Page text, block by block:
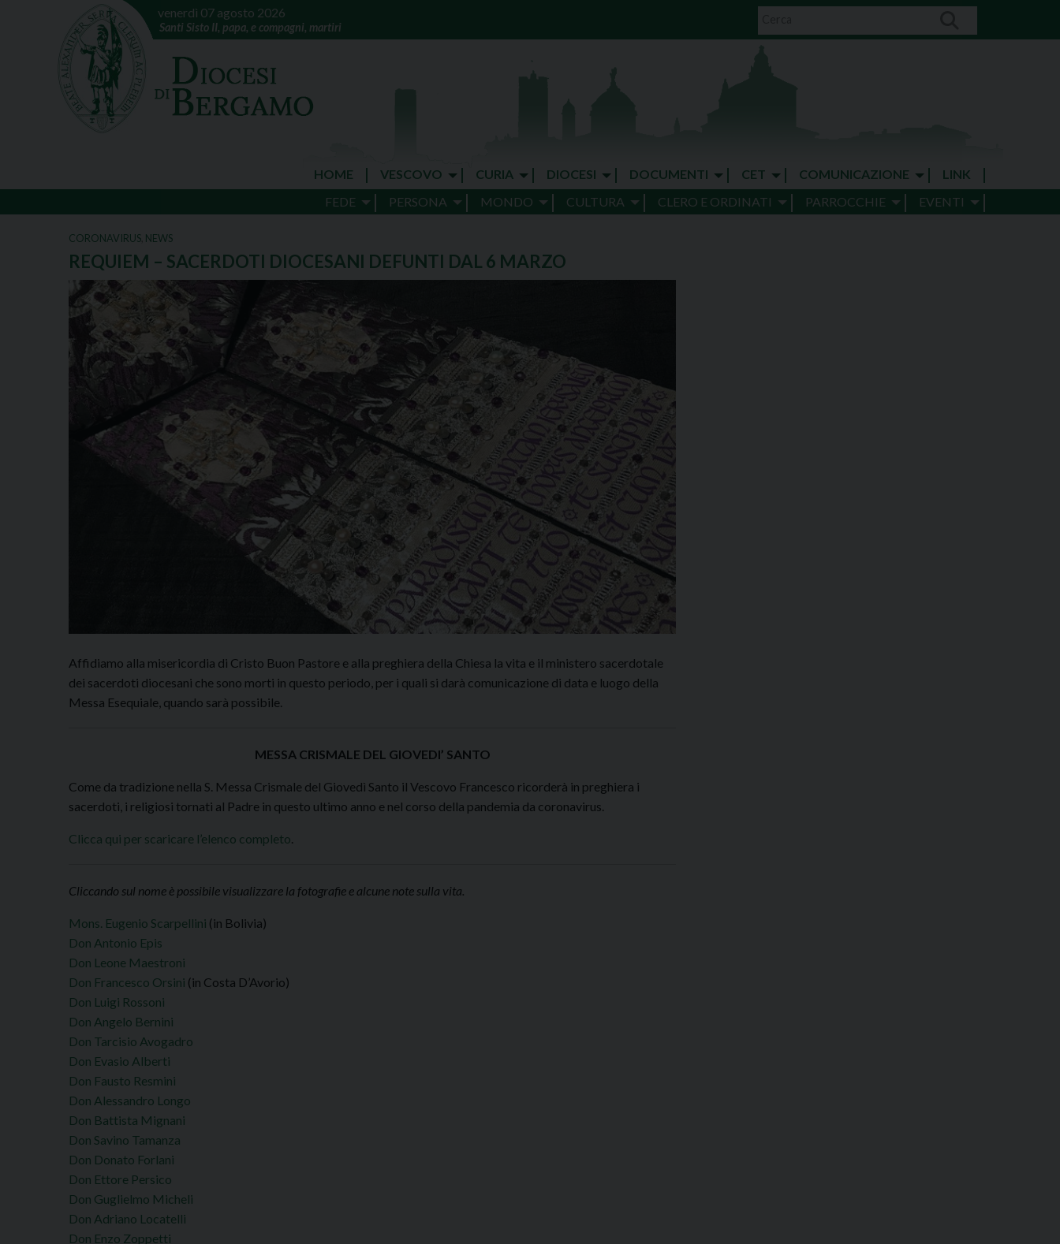
venerdì 07 agosto 2026
Santi Sisto II, papa, e compagni, martiri
HOME VESCOVO CURIA DIOCESI DOCUMENTI CET COMUNICAZIONE
LINK
FEDE
PERSONA MONDO CULTURA CLERO E ORDINATI PARROCCHIE EVENTI
CORONAVIRUS NEWS
REQUIEM – SACERDOTI DIOCESANI DEFUNTI DAL 6 MARZO
Affidiamo alla misericordia di Cristo Buon Pastore e alla preghiera della Chiesa la vita e il ministero sacerdotale
dei sacerdoti diocesani che sono morti in questo periodo, per i quali si darà comunicazione di data e luogo della
Messa Esequiale, quando sarà possibile.
MESSA CRISMALE DEL GIOVEDI’ SANTO
Come da tradizione nella S. Messa Crismale del Giovedì Santo il Vescovo Francesco ricorderà in preghiera i
sacerdoti, i religiosi tornati al Padre in questo ultimo anno e nel corso della pandemia da coronavirus.
Clicca qui per scaricare l’elenco completo.
Cliccando sul nome è possibile visualizzare la fotografie e alcune note sulla vita.
Mons. Eugenio Scarpellini (in Bolivia)
Don Antonio Epis
Don Leone Maestroni
Don Francesco Orsini (in Costa D’Avorio)
Don Luigi Rossoni
Don Angelo Bernini
Don Tarcisio Avogadro
Don Evasio Alberti
Don Fausto Resmini
Don Alessandro Longo
Don Battista Mignani
Don Savino Tamanza
Don Donato Forlani
Don Ettore Persico
Don Guglielmo Micheli
Don Adriano Locatelli
Don Enzo Zoppetti